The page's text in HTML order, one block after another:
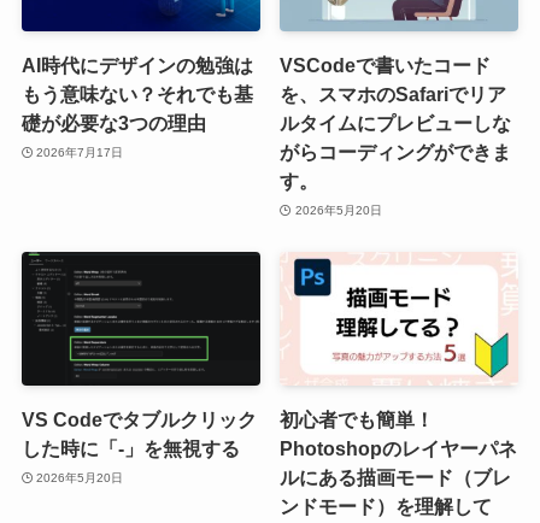
AI時代にデザインの勉強は
もう意味ない？それでも基
礎が必要な3つの理由
2026年7月17日
VSCodeで書いたコード
を、スマホのSafariでリア
ルタイムにプレビューしな
がらコーディングができま
す。
2026年5月20日
VS Codeでタブルクリック
した時に「-」を無視する
2026年5月20日
初心者でも簡単！
Photoshopのレイヤーパネ
ルにある描画モード（ブレ
ンドモード）を理解して